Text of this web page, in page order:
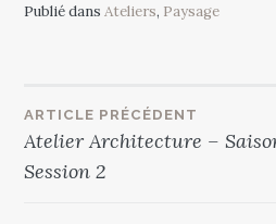
Publié dansAteliers, Paysage
Navigation
de
ARTICLE PRÉCÉDENT
Atelier Architecture –
Session 2